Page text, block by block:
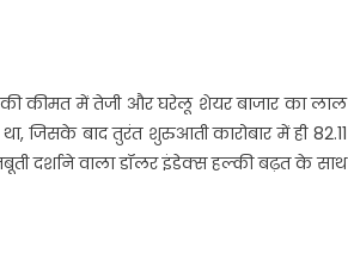
कीमत में तेजी और घरेलू शेयर बाजार का लाल
बाद तुरंत शुरुआती कारोबार में ही 82.11
दर्शाने वाला डॉलर इंडेक्स हल्की बढ़त के साथ